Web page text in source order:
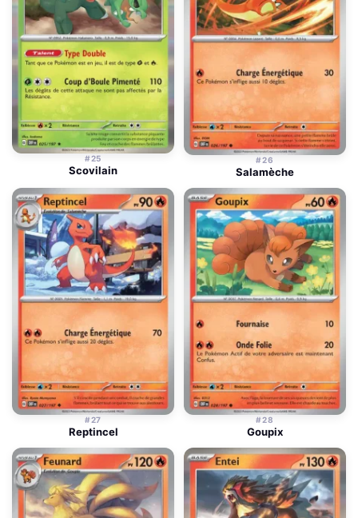
#25
Scovilain
#26
Salamèche
#27
Reptincel
#28
Goupix